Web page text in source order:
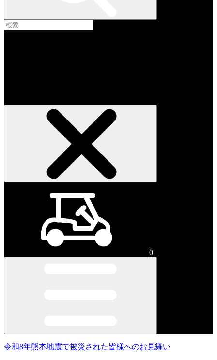
0
令和8年熊本地震で被災された皆様へのお見舞い